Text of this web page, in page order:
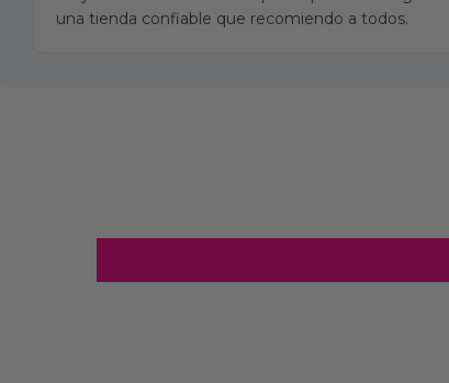
una tienda confiable que recomiendo a todos.